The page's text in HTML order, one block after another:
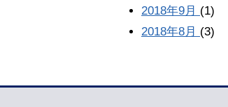
2018年9月 (1)
2018年8月 (3)